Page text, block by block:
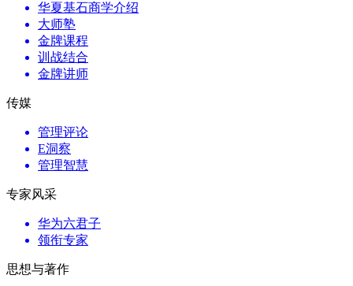
华夏基石商学介绍
大师塾
金牌课程
训战结合
金牌讲师
传媒
管理评论
E洞察
管理智慧
专家风采
华为六君子
领衔专家
思想与著作